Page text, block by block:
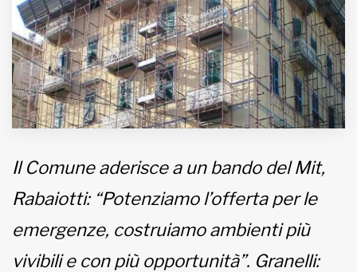
Bernardis
EDB edizioni - Via Brivio angolo C.
Imbonati, 89 20159 Milano (Italia)
Informativa sulla privacy
Il Comune aderisce a un bando del Mit,
Rabaiotti: “Potenziamo l’offerta per le
emergenze, costruiamo ambienti più
vivibili e con più opportunità”. Granelli: